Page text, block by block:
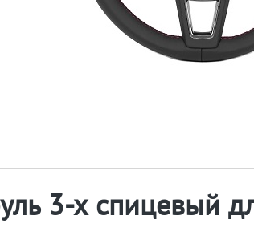
3-х спицевый